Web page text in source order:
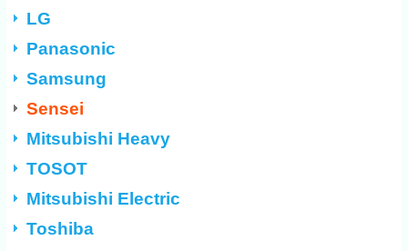
LG
Panasonic
Samsung
Sensei
Mitsubishi Heavy
TOSOT
Mitsubishi Electric
Toshiba